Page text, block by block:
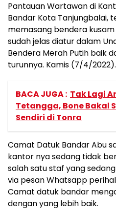
Pantauan Wartawan di
Bandar Kota
memasang bendera
sudah jelas diatur dalam
Bendera Merah Putih baik
turunnya. Kamis (7/4/2022).
BACA JUGA : Tak Lagi
Tetangga, Bone Bakal
Sendiri di Tonra
Camat Datuk Bandar Abu
kantor nya sedang tidak
salah satu staf yang
via pesan Whatsapp
Camat datuk bandar
dengan yang lebih baik.